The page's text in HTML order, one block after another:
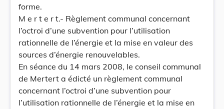
forme.
M e r t e r t.- Règlement communal concernant
l’octroi d’une subvention pour l’utilisation
rationnelle de l’énergie et la mise en valeur des
sources d’énergie renouvelables.
En séance du 14 mars 2008, le conseil communal
de Mertert a édicté un règlement communal
concernant l’octroi d’une subvention pour
l’utilisation rationnelle de l’énergie et la mise en